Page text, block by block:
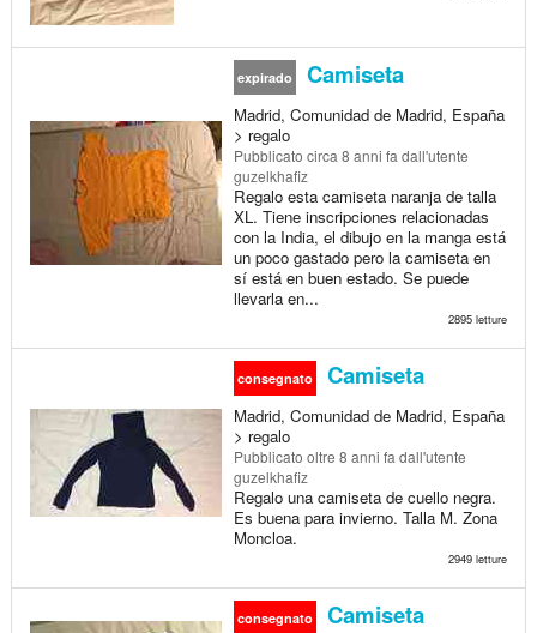
expirado Camiseta
Madrid, Comunidad de Madrid, España
> regalo
Pubblicato circa 8 anni fa dall'utente
guzelkhafiz
Regalo esta camiseta naranja de talla
XL. Tiene inscripciones relacionadas
con la India, el dibujo en la manga está
un poco gastado pero la camiseta en
sí está en buen estado. Se puede
llevarla en...
2895 letture
consegnato Camiseta
Madrid, Comunidad de Madrid, España
> regalo
Pubblicato oltre 8 anni fa dall'utente
guzelkhafiz
Regalo una camiseta de cuello negra.
Es buena para invierno. Talla M. Zona
Moncloa.
2949 letture
consegnato Camiseta